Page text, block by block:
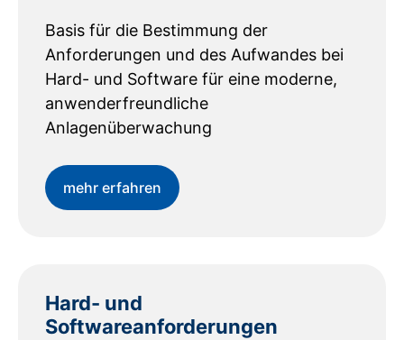
Basis für die Bestimmung der
Anforderungen und des Aufwandes bei
Hard- und Software für eine moderne,
anwenderfreundliche
Anlagenüberwachung
mehr erfahren
Hard- und
Softwareanforderungen